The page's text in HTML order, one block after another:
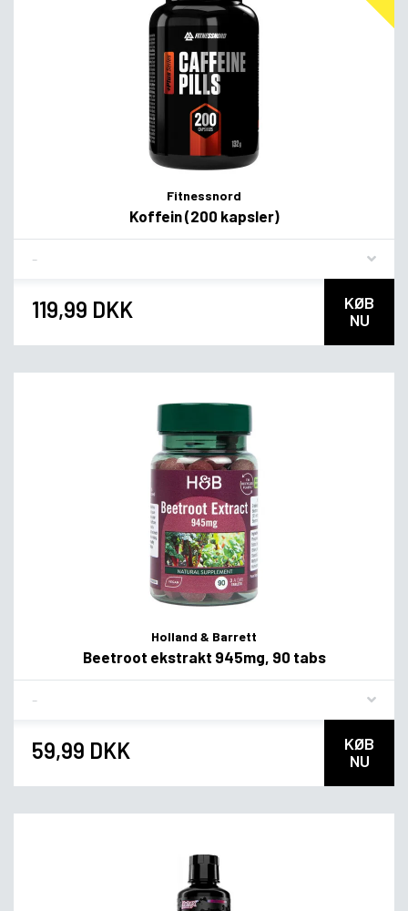
Fitnessnord
Koffein (200 kapsler)
119,99 DKK
KØB
NU
Holland & Barrett
Beetroot ekstrakt 945mg, 90 tabs
59,99 DKK
KØB
NU